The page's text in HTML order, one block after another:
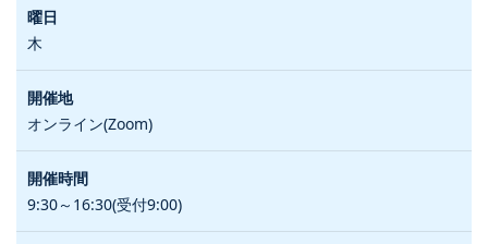
木
オンライン(Zoom)
9:30～16:30(受付9:00)